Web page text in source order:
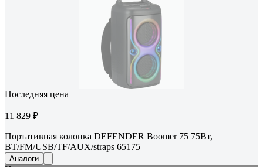
Последняя цена
11 829 ₽
Портативная колонка DEFENDER Boomer 75 75Вт,
BT/FM/USB/TF/AUX/straps 65175
Аналоги